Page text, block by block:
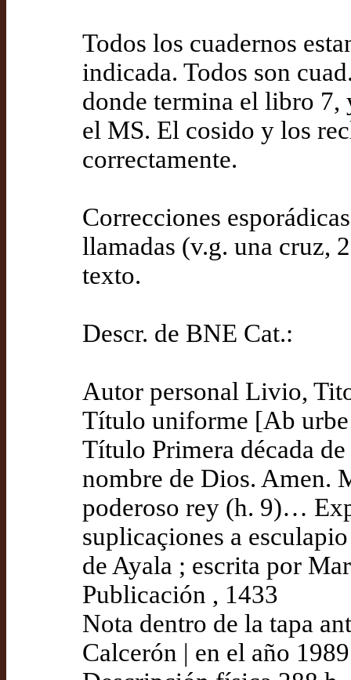
Todos los cuadernos
indicada. Todos son
donde termina el libro 7,
el MS. El cosido y los
correctamente.
Correcciones
llamadas (v.g. una cruz,
texto.
Descr. de BNE Cat.:
Autor personal Livio,
Título uniforme [Ab
Título Primera década
nombre de Dios. Amen.
poderoso rey (h. 9)…
suplicaçiones a
de Ayala ; escrita por
Publicación , 1433
Nota dentro de la tapa
Calcerón | en el año